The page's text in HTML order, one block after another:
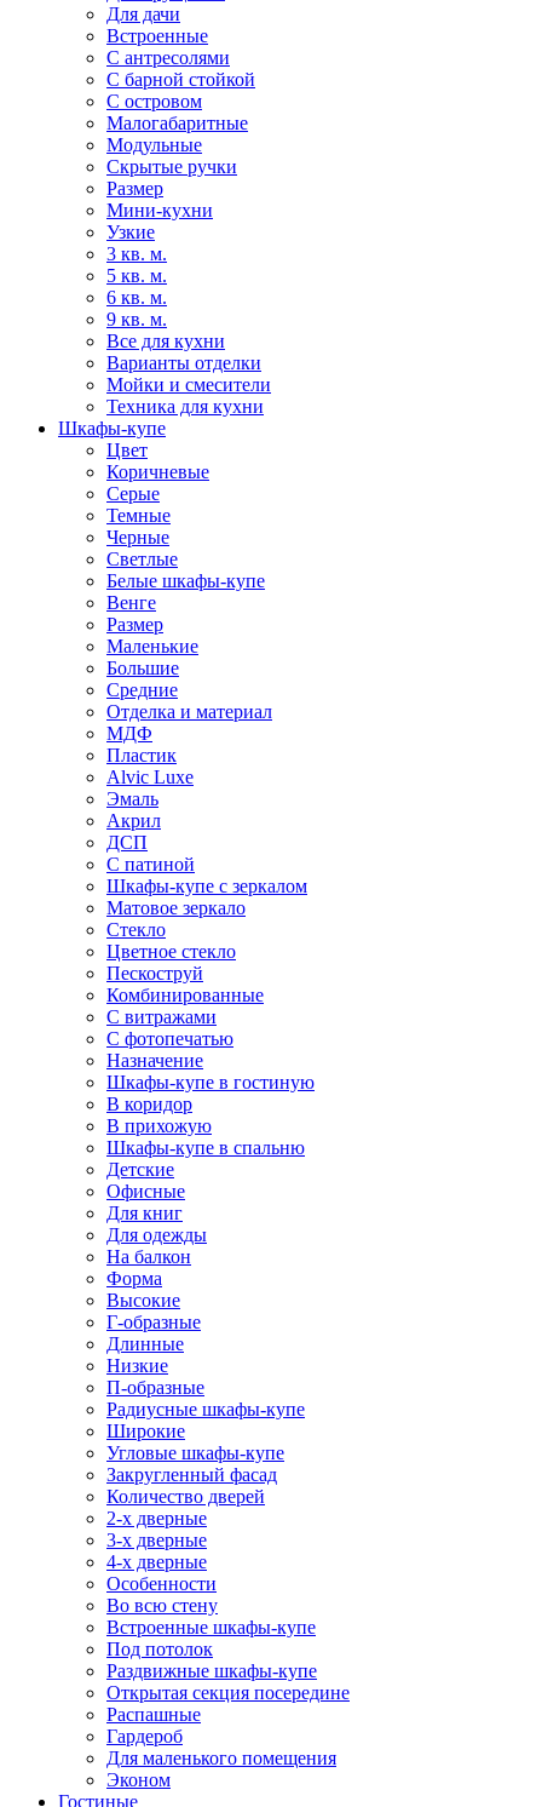
Для дачи
Встроенные
С антресолями
С барной стойкой
С островом
Малогабаритные
Модульные
Скрытые ручки
Размер
Мини-кухни
Узкие
3 кв. м.
5 кв. м.
6 кв. м.
9 кв. м.
Все для кухни
Варианты отделки
Мойки и смесители
Техника для кухни
Шкафы-купе
Цвет
Коричневые
Серые
Темные
Черные
Светлые
Белые шкафы-купе
Венге
Размер
Маленькие
Большие
Средние
Отделка и материал
МДФ
Пластик
Alvic Luxe
Эмаль
Акрил
ДСП
С патиной
Шкафы-купе с зеркалом
Матовое зеркало
Стекло
Цветное стекло
Пескоструй
Комбинированные
С витражами
С фотопечатью
Назначение
Шкафы-купе в гостиную
В коридор
В прихожую
Шкафы-купе в спальню
Детские
Офисные
Для книг
Для одежды
На балкон
Форма
Высокие
Г-образные
Длинные
Низкие
П-образные
Радиусные шкафы-купе
Широкие
Угловые шкафы-купе
Закругленный фасад
Количество дверей
2-х дверные
3-х дверные
4-х дверные
Особенности
Во всю стену
Встроенные шкафы-купе
Под потолок
Раздвижные шкафы-купе
Открытая секция посередине
Распашные
Гардероб
Для маленького помещения
Эконом
Гостиные